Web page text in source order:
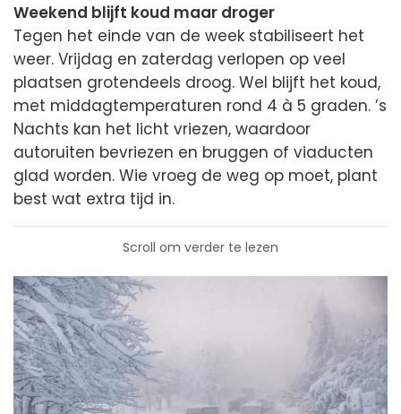
Weekend blijft koud maar droger
Tegen het einde van de week stabiliseert het
weer. Vrijdag en zaterdag verlopen op veel
plaatsen grotendeels droog. Wel blijft het koud,
met middagtemperaturen rond 4 à 5 graden. ’s
Nachts kan het licht vriezen, waardoor
autoruiten bevriezen en bruggen of viaducten
glad worden. Wie vroeg de weg op moet, plant
best wat extra tijd in.
Scroll om verder te lezen